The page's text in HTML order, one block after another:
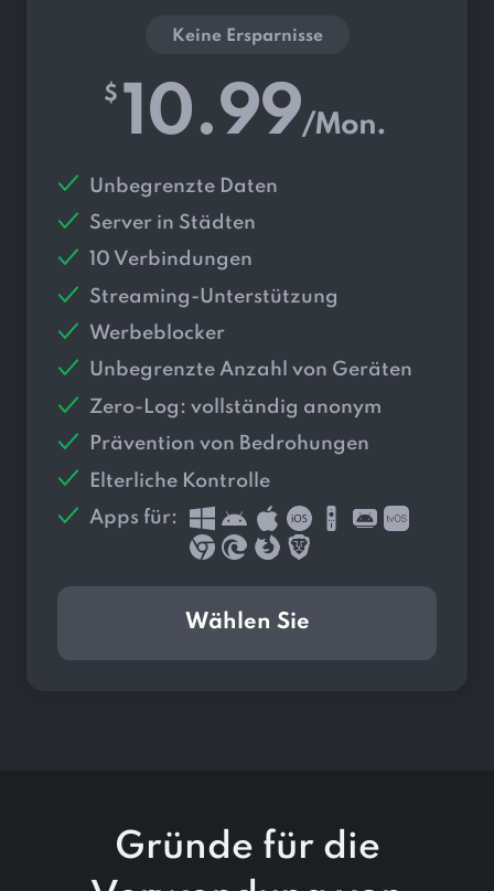
Keine Ersparnisse
$ 10.99/Mon.
Unbegrenzte Daten
Server in Städten
10 Verbindungen
Streaming-Unterstützung
Werbeblocker
Unbegrenzte Anzahl von Geräten
Zero-Log: vollständig anonym
Prävention von Bedrohungen
Elterliche Kontrolle
Apps für:
Wählen Sie
Gründe für die